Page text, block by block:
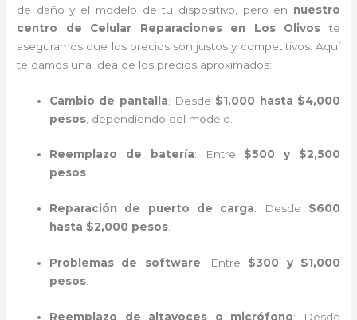
de daño y el modelo de tu dispositivo, pero en nuestro
centro de Celular Reparaciones en Los Olivos te
aseguramos que los precios son justos y competitivos. Aquí
te damos una idea de los precios aproximados:
Cambio de pantalla: Desde $1,000 hasta $4,000
pesos , dependiendo del modelo.
Reemplazo de batería: Entre $500 y $2,500
pesos.
Reparación de puerto de carga: Desde $600
hasta $2,000 pesos.
Problemas de software: Entre $300 y $1,000
pesos
Reemplazo de altavoces o micrófono: Desde